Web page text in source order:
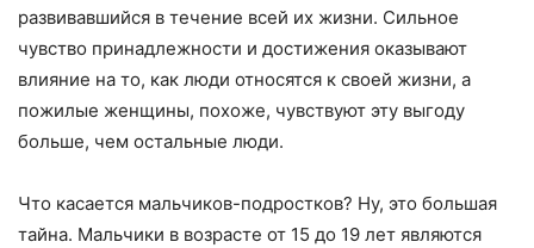
развивавшийся в течение всей их жизни. Сильное
чувство принадлежности и достижения оказывают
влияние на то, как люди относятся к своей жизни, а
пожилые женщины, похоже, чувствуют эту выгоду
больше, чем остальные люди.
Что касается мальчиков-подростков? Ну, это большая
тайна. Мальчики в возрасте от 15 до 19 лет являются